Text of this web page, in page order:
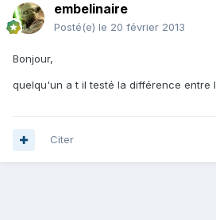
embelinaire
Posté(e) le 20 février 2013
Bonjour,
quelqu'un a t il testé la différence entre
Citer